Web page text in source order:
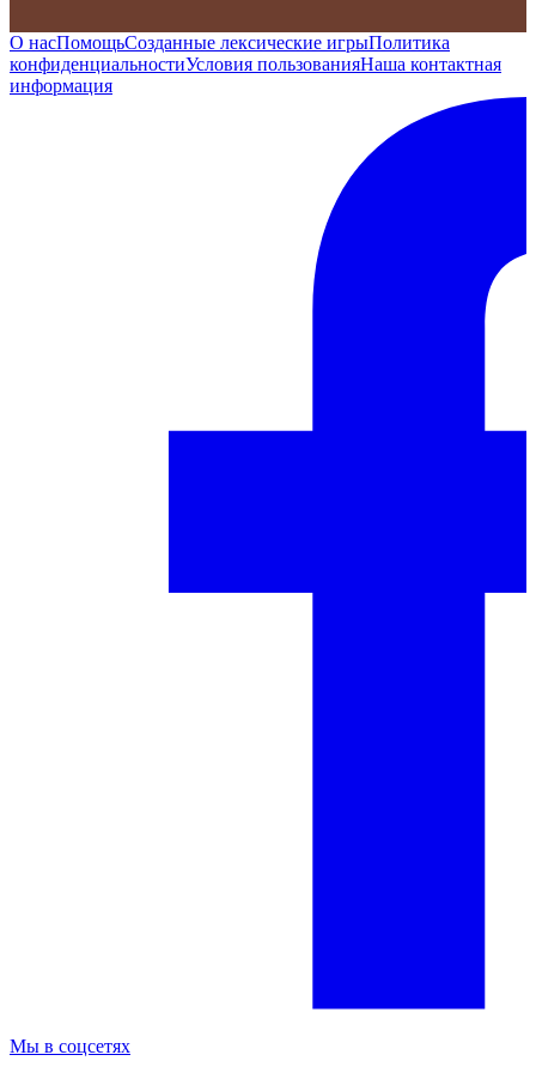
О насПомощьСозданные лексические игрыПолитика
конфиденциальностиУсловия пользованияНаша контактная
информация
Мы в соцсетях